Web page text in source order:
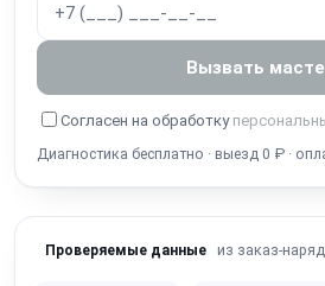
Неисправен накопитель SSD /
потеря данных
Не работает аудиоразъём
Шум / стук вентилятора
Неисправна материнская
включается)
Вызвать
Согласен на обработку
Диагностика бесплатно · выезд 0 ₽ ·
Проверяемые данные из заказ-